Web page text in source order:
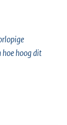
hoe hoog dit